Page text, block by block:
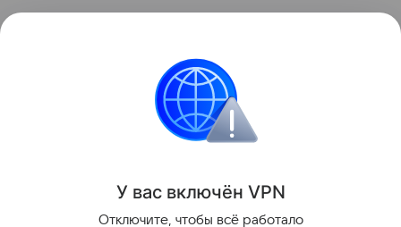
Российские Рынок
У вас включён VPN
Отключите, чтобы всё работало